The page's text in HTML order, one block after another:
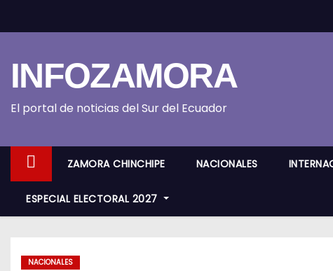
k
o
INFOZAMORA
El portal de noticias del Sur del Ecuador
ZAMORA CHINCHIPE NACIONALES
ESPECIAL ELECTORAL 2027
NACIONALES